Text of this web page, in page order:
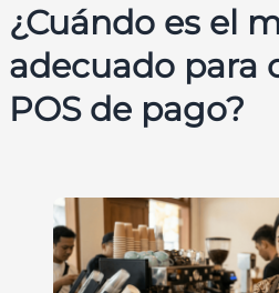
¿Cuándo es el
adecuado para
POS de pago?